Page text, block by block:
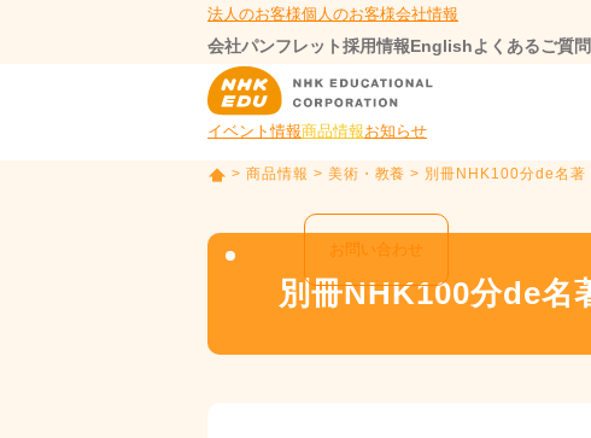
法人のお客様個人のお客様会社情報
会社パンフレット採用情報Englishよくあるご質問
イベント情報商品情報お知らせ
お問い合わせ
P
> 商品情報 > 美術・教養 > 別冊NHK100分de名
別冊NHK100分de